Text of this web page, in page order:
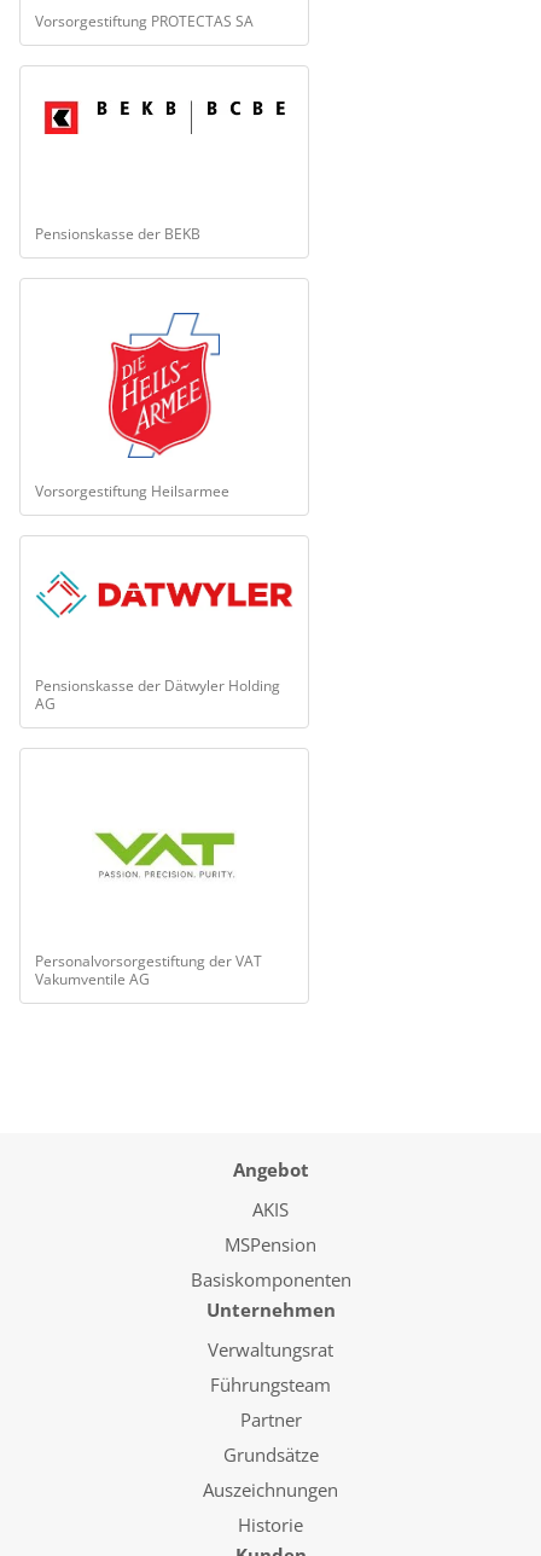
Vorsorgestiftung PROTECTAS SA
Pensionskasse der BEKB
Vorsorgestiftung Heilsarmee
Pensionskasse der Dätwyler Holding
AG
Personalvorsorgestiftung der VAT
Vakumventile AG
Angebot
AKIS
MSPension
Basiskomponenten
Unternehmen
Verwaltungsrat
Führungsteam
Partner
Grundsätze
Auszeichnungen
Historie